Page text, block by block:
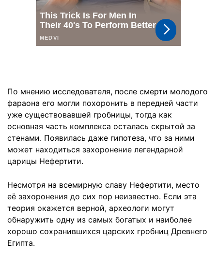
По мнению исследователя, после смерти молодого
фараона его могли похоронить в передней части
уже существовавшей гробницы, тогда как
основная часть комплекса осталась скрытой за
стенами. Появилась даже гипотеза, что за ними
может находиться захоронение легендарной
царицы Нефертити.
Несмотря на всемирную славу Нефертити, место
её захоронения до сих пор неизвестно. Если эта
теория окажется верной, археологи могут
обнаружить одну из самых богатых и наиболее
хорошо сохранившихся царских гробниц Древнего
Египта.